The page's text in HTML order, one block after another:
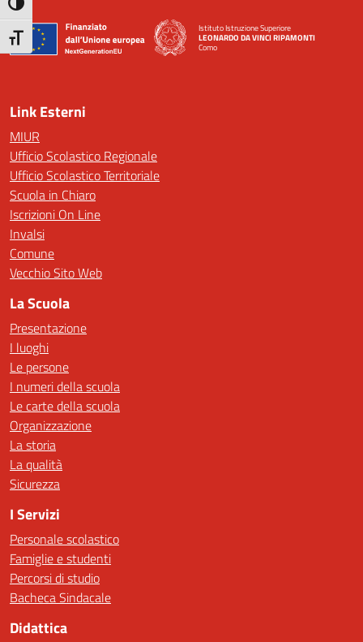
Attiva/disattiva alto contrasto
Attiva/disattiva dimensione testo
Istituto Istruzione Superiore
LEONARDO DA VINCI RIPAMONTI
Como
Link Esterni
MIUR
Ufficio Scolastico Regionale
Ufficio Scolastico Territoriale
Scuola in Chiaro
Iscrizioni On Line
Invalsi
Comune
Vecchio Sito Web
La Scuola
Presentazione
I luoghi
Le persone
I numeri della scuola
Le carte della scuola
Organizzazione
La storia
La qualità
Sicurezza
I Servizi
Personale scolastico
Famiglie e studenti
Percorsi di studio
Bacheca Sindacale
Didattica